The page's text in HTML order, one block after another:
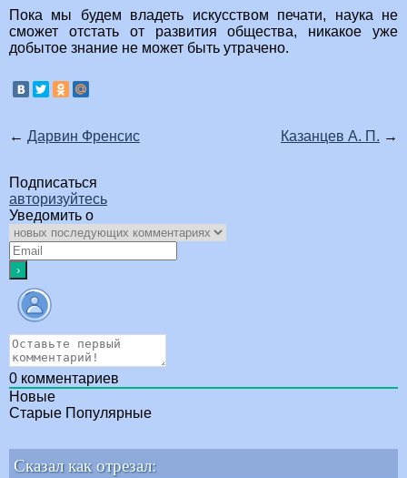
Пока мы будем владеть искусством печати, наука не
сможет отстать от развития общества, никакое уже
добытое знание не может быть утрачено.
← Дарвин Френсис Казанцев А. П. →
Подписаться
авторизуйтесь
Уведомить о
0 комментариев
Новые
Старые Популярные
Сказал как отрезал: